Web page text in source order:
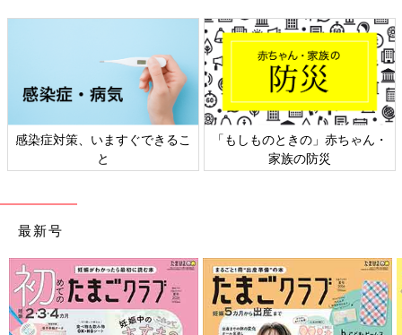
日本外来小児科学会リーフレッ
ト検討会
六星占術 細木かおりさんの人生
相談
最新号